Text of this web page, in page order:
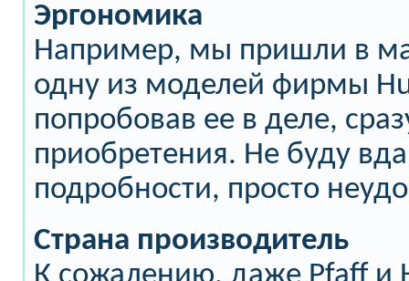
Эргономика
Например, мы пришли в
одну из моделей фирмы
попробовав ее в деле,
приобретения. Не буду
подробности, просто
Страна производитель